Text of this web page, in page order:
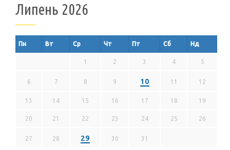
Липень 2026
Пн Вт Ср Чт Пт Сб Нд
1 2 3 4 5
6 7 8 9 10 11 12
13 14 15 16 17 18 19
20 21 22 23 24 25 26
27 28 29 30 31